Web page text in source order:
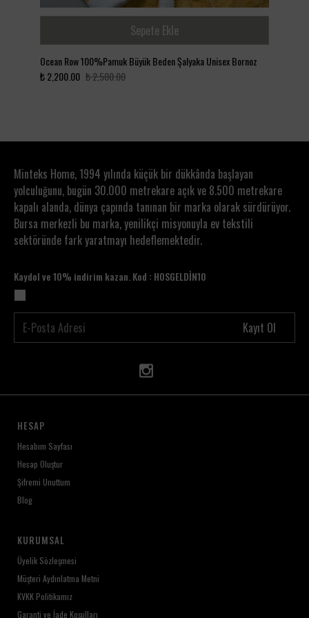
Sepete Ekle
Ocean Row 100%Pamuk Büyük Beden Şalyaka Unisex Bornoz
₺ 2,200.00 ₺ 2,500.00
Minteks Home, 1994 yılında küçük bir dükkânda başlayan
yolculuğunu, bugün 30.000 metrekare açık ve 8.500 metrekare
kapalı alanda, dünya çapında tanınan bir marka olarak sürdürüyor.
Bursa merkezli bu marka, yenilikçi misyonuyla ev tekstili
sektöründe fark yaratmayı hedeflemektedir.
Kaydol ve 10% indirim kazan. Kod : HOSGELDİN10
Kayıt Ol
HESAP
Hesabım Sayfası
Hesap Oluştur
Şifremi Unuttum
Blog
KURUMSAL
Üyelik Sözleşmesi
Müşteri Aydınlatma Metni
KVKK Politikamız
Garanti ve İade Koşulları